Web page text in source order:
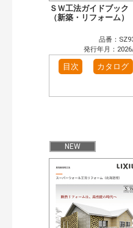
ＳＷ工法ガイドブック
（新築・リフォーム）
品番：
発行年月：
目次 カタログ
NEW